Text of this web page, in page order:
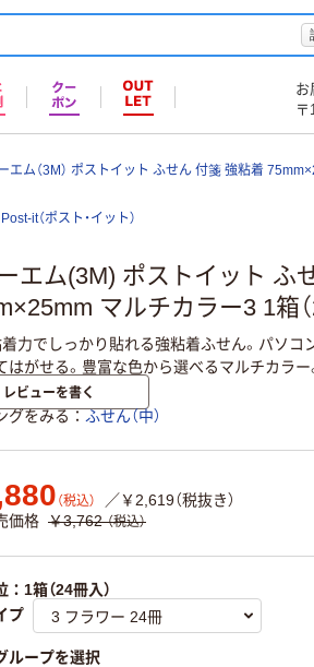
お
〒
エム（3M） ポストイット ふせん 付箋 強粘着
Post-it（ポスト・イット）
エム(3M) ポストイット ふ
マルチカラー3 1箱
力でしっかり貼れる強粘着ふせん。パソコ
はがせる。豊富な色から選べるマルチカラー
レビューを書く
グをみる ふせん（中）
（税込）
／￥2,619（税抜き）
価格 ￥3,762 （税込）
1箱（24冊入）
プ
ループを選択